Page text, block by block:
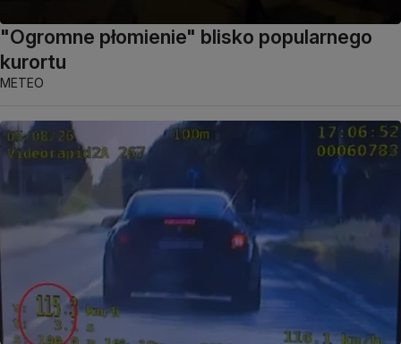
"Ogromne płomienie" blisko popularnego
kurortu
METEO